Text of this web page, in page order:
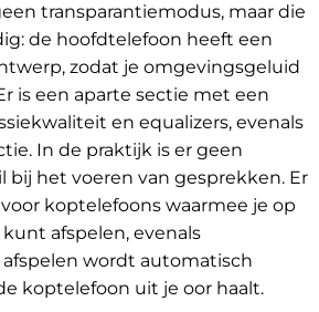
transparantiemodus, maar die
de hoofdtelefoon heeft een
zodat je omgevingsgeluid
is een aparte sectie met een
en equalizers, evenals
In de praktijk is er geen
bij het voeren van gesprekken. Er
koptelefoons waarmee je op
afspelen, evenals
wordt automatisch
koptelefoon uit je oor haalt.